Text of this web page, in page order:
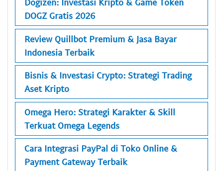
DOGZ Gratis 2026
Review Quillbot Premium & Jasa Bayar
Indonesia Terbaik
Bisnis & Investasi Crypto: Strategi Trading
Aset Kripto
Omega Hero: Strategi Karakter & Skill
Terkuat Omega Legends
Cara Integrasi PayPal di Toko Online &
Payment Gateway Terbaik